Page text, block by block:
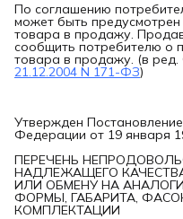
По соглашению
может быть предусмотрен
товара в продажу.
сообщить потребителю о
товара в продажу. (в
21.12.2004 N 171-ФЗ)
Утвержден
Федерации от 19 января
ПЕРЕЧЕНЬ
НАДЛЕЖАЩЕГО
ИЛИ ОБМЕНУ НА
ФОРМЫ, ГАБАРИТА,
КОМПЛЕКТАЦИИ